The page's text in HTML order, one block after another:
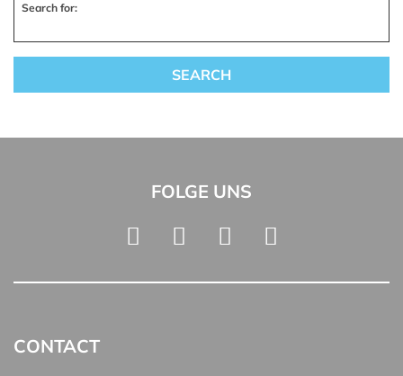
Search for:
FOLGE UNS
CONTACT